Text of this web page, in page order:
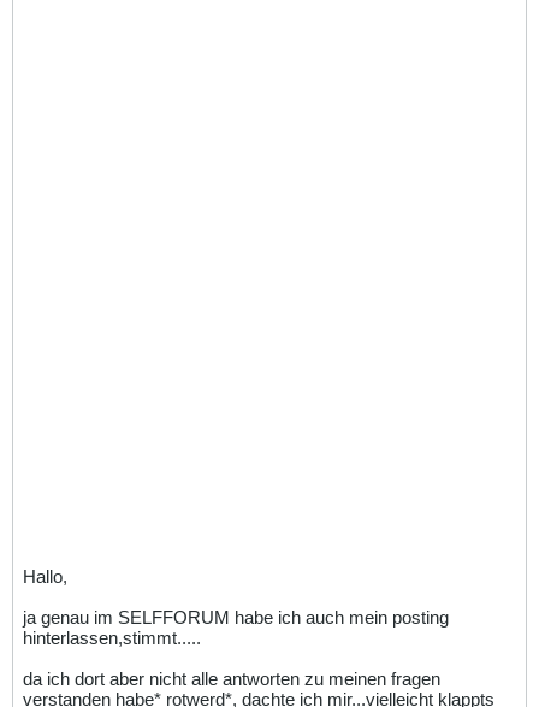
Hallo,
ja genau im SELFFORUM habe ich auch mein posting
hinterlassen,stimmt.....
da ich dort aber nicht alle antworten zu meinen fragen
verstanden habe* rotwerd*, dachte ich mir...vielleicht klappts